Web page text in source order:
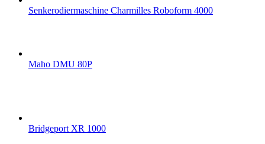
Senkerodiermaschine Charmilles Roboform 4000
Maho DMU 80P
Bridgeport XR 1000